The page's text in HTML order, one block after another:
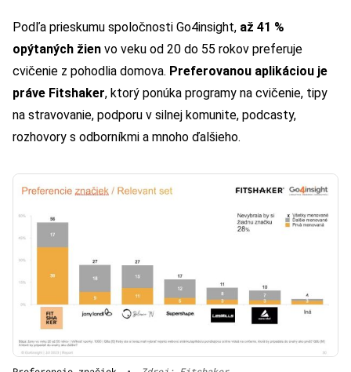
Podľa prieskumu spoločnosti Go4insight, až 41 %
opýtaných žien vo veku od 20 do 55 rokov preferuje
cvičenie z pohodlia domova. Preferovanou aplikáciou je
práve Fitshaker, ktorý ponúka programy na cvičenie, tipy
na stravovanie, podporu v silnej komunite, podcasty,
rozhovory s odborníkmi a mnoho ďalšieho.